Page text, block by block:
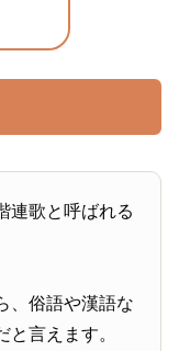
連歌と呼ばれる
、俗語や漢語な
言えます。